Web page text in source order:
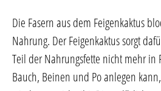
Die Fasern aus dem Feigenkaktus
Nahrung. Der Feigenkaktus sorgt
Teil der Nahrungsfette nicht mehr in
Bauch, Beinen und Po anlegen